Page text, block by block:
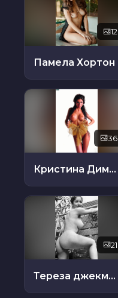
12
Памела Хортон
36
Кристина Димитрова
21
Тереза ​​джекман